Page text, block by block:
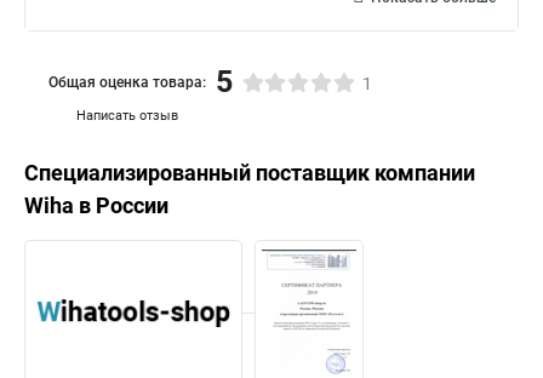
Написать отзыв
Общая оценка товара: 5 1
Специализированный поставщик компании
Wiha в России